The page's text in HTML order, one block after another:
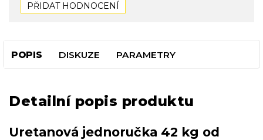
PŘIDAT HODNOCENÍ
POPIS DISKUZE PARAMETRY
Detailní popis produktu
Uretanová jednoručka 42 kg od